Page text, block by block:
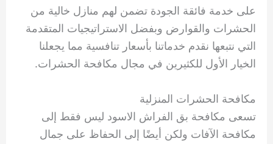
على خدمة فائقة الجودة تضمن لهم منازل خالية من
الحشرات والقوارض وبفضل الاستراتيجيات المتقدمة
التي نتبعها نقدم خدماتنا بأسعار تنافسية مما يجعلنا
الخيار الأول للكثيرين في مجال مكافحة الحشرات.
مكافحة الحشرات المنزلية
تسعى مكافحة بق الفراش الاسود ليس فقط إلى
مكافحة الآفات ولكن أيضًا إلى الحفاظ على جمال